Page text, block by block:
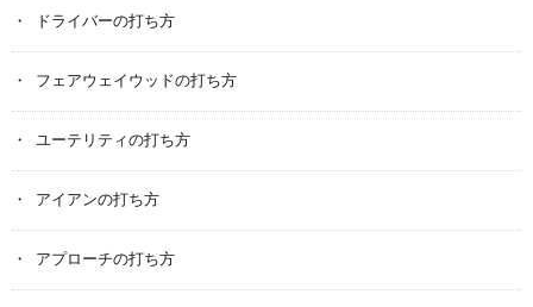
ドライバーの打ち方
フェアウェイウッドの打ち方
ユーテリティの打ち方
アイアンの打ち方
アプローチの打ち方